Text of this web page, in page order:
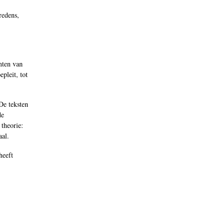
van
tot
teksten